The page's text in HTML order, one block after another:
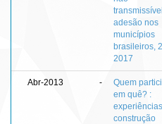
adesão nos
municípios
brasileiros,
2017
Abr-2013 -
Quem
em quê? :
construção